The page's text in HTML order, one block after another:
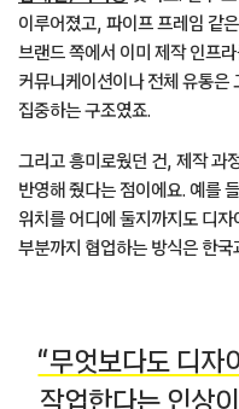
이루어졌고, 파이프 프레임 같
브랜드 쪽에서 이미 제작 인프
커뮤니케이션이나 전체 유통은
집중하는 구조였죠.
그리고 흥미로웠던 건, 제작 과
반영해 줬다는 점이에요. 예를
위치를 어디에 둘지까지도 디
부분까지 협업하는 방식은 한국
“무엇보다도 디자
작업한다는 인상